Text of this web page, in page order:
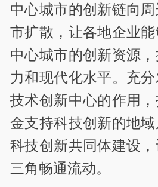
中心城市的创新链向
市扩散，让各地企业
中心城市的创新资源
力和现代化水平。充
技术创新中心的作用
金支持科技创新的地
科技创新共同体建设
三角畅通流动。